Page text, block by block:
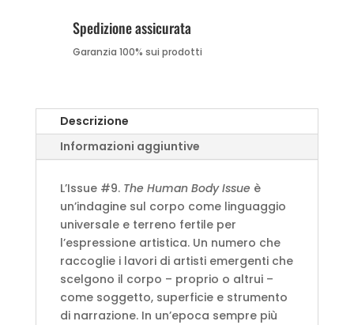
Spedizione assicurata
Garanzia 100% sui prodotti
Descrizione
Informazioni aggiuntive
L’Issue #9. The Human Body Issue è
un’indagine sul corpo come linguaggio
universale e terreno fertile per
l’espressione artistica. Un numero che
raccoglie i lavori di artisti emergenti che
scelgono il corpo – proprio o altrui –
come soggetto, superficie e strumento
di narrazione. In un’epoca sempre più